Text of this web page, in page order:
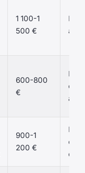
1 100-1
500 €
à
600-800
€
ou
900-1
200 €
ou
d’été